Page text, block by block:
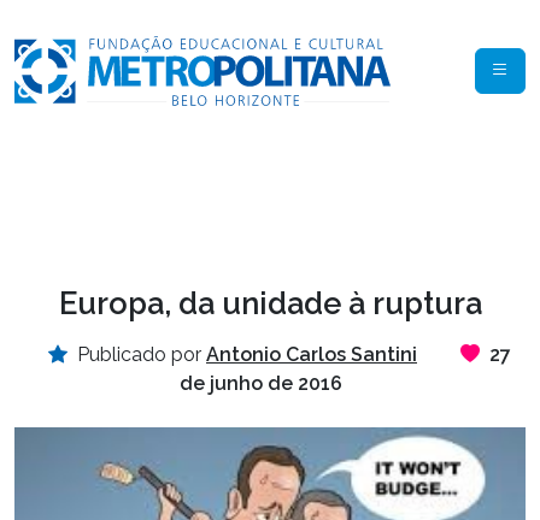
Europa, da unidade à ruptura
Publicado por Antonio Carlos Santini
27
de junho de 2016